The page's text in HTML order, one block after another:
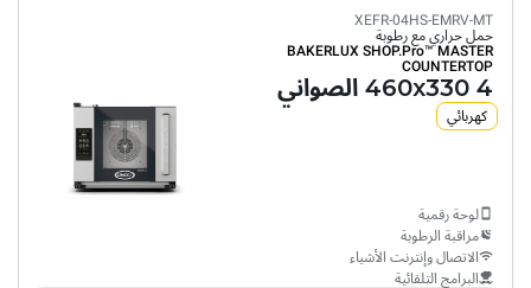
XEFR-04HS-EMRV-MT
حمل حراري مع رطوبة
BAKERLUX SHOP.Pro™ MASTER
COUNTERTOP
4 460x330 الصواني
كهربائي
لوحة رقمية
مراقبة الرطوبة
الاتصال وإنترنت الأشياء
البرامج التلقائية